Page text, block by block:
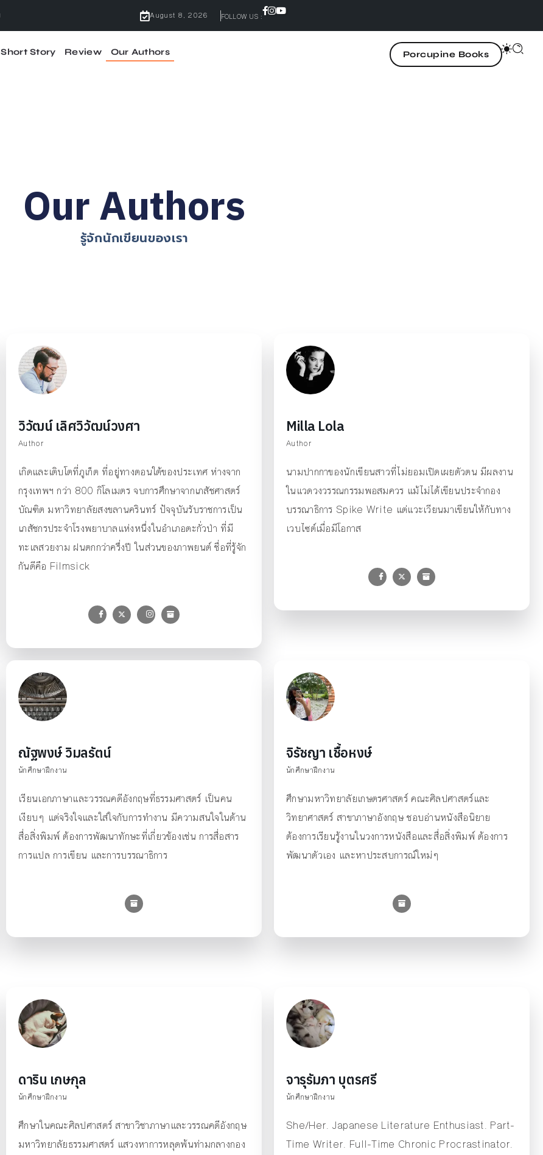
August 8, 2026 FOLLOW US :
Short Story Review Our Authors Porcupine Books
Our Authors
รู้จักนักเขียนของเรา
วิวัฒน์ เลิศวิวัฒน์วงศา
Author
เกิดและเติบโตที่ภูเก็ต ที่อยู่ทางตอนใต้ของประเทศ ห่างจาก
กรุงเทพฯ กว่า 800 กิโลเมตร จบการศึกษาจากเภสัชศาสตร์
บัณฑิต มหาวิทยาลัยสงขลานครินทร์ ปัจจุบันรับราชการเป็น
เภสัชกรประจำโรงพยาบาลแห่งหนึ่งในอำเภอตะกั่วป่า ที่มี
ทะเลสวยงาม ฝนตกกว่าครึ่งปี ในส่วนของภาพยนต์ ชื่อที่รู้จัก
กันดีคือ Filmsick
Milla Lola
Author
นามปากกาของนักเขียนสาวที่ไม่ยอมเปิดเผยตัวตน มีผลงาน
ในแวดวงวรรณกรรมพอสมควร แม้ไม่ได้เขียนประจำกอง
บรรณาธิการ Spike Write แต่แวะเวียนมาเขียนให้กับทาง
เวบไซต์เมื่อมีโอกาส
ณัฐพงษ์ วิมลรัตน์
นักศึกษาฝึกงาน
เรียนเอกภาษาและวรรณคดีอังกฤษที่ธรรมศาสตร์ เป็นคน
เงียบๆ แต่จริงใจและใส่ใจกับการทำงาน มีความสนใจในด้าน
สื่อสิ่งพิมพ์ ต้องการพัฒนาทักษะที่เกี่ยวข้องเช่น การสื่อสาร
การแปล การเขียน และการบรรณาธิการ
จิรัชญา เชื้อหงษ์
นักศึกษาฝึกงาน
ศึกษามหาวิทยาลัยเกษตรศาสตร์ คณะศิลปศาสตร์และ
วิทยาศาสตร์ สาขาภาษาอังกฤษ ชอบอ่านหนังสือนิยาย
ต้องการเรียนรู้งานในวงการหนังสือและสื่อสิ่งพิมพ์ ต้องการ
พัฒนาตัวเอง และหาประสบการณ์ใหม่ๆ
ดาริน เกษกุล
นักศึกษาฝึกงาน
ศึกษาในคณะศิลปศาสตร์ สาขาวิชาภาษาและวรรณคดีอังกฤษ
มหาวิทยาลัยธรรมศาสตร์ แสวงหาการหลุดพ้นท่ามกลางกอง
จารุรัมภา บุตรศรี
นักศึกษาฝึกงาน
She/Her. Japanese Literature Enthusiast. Part-
Time Writer. Full-Time Chronic Procrastinator.